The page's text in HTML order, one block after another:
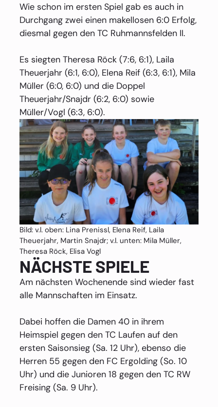
Wie schon im ersten Spiel gab es auch in
Durchgang zwei einen makellosen 6:0 Erfolg,
diesmal gegen den TC Ruhmannsfelden II.
Es siegten Theresa Röck (7:6, 6:1), Laila
Theuerjahr (6:1, 6:0), Elena Reif (6:3, 6:1), Mila
Müller (6:0, 6:0) und die Doppel
Theuerjahr/Snajdr (6:2, 6:0) sowie
Müller/Vogl (6:3, 6:0).
Bild: v.l. oben: Lina Prenissl, Elena Reif, Laila
Theuerjahr, Martin Snajdr; v.l. unten: Mila Müller,
Theresa Röck, Elisa Vogl
NÄCHSTE SPIELE
Am nächsten Wochenende sind wieder fast
alle Mannschaften im Einsatz.
Dabei hoffen die Damen 40 in ihrem
Heimspiel gegen den TC Laufen auf den
ersten Saisonsieg (Sa. 12 Uhr), ebenso die
Herren 55 gegen den FC Ergolding (So. 10
Uhr) und die Junioren 18 gegen den TC RW
Freising (Sa. 9 Uhr).